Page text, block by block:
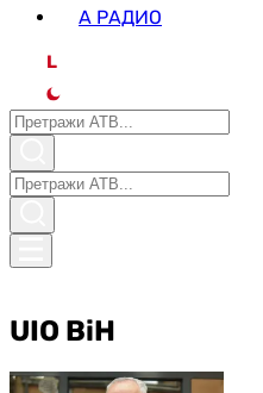
А РАДИО
L
UIO BiH